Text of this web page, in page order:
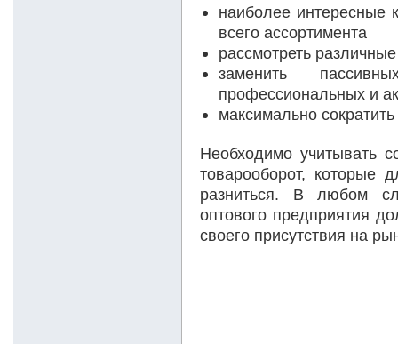
наиболее интересные
всего ассортимента
рассмотреть
заменить
профессиональных и
максимально
Необходимо учитывать
товарооборот, которые
разниться. В любом
оптового предприятия
своего присутствия на